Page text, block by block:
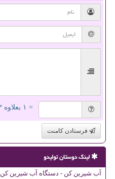
= ۱ بعلاوه ۳
فرستادن کامنت
لینک دوستان تولیدو
آب شیرین کن - دستگاه آب شیرین کن